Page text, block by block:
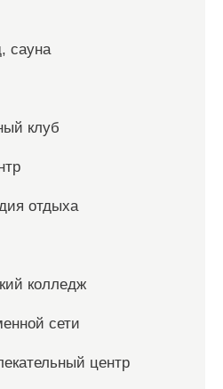
сауна
клуб
отдыха
колледж
сети
центр